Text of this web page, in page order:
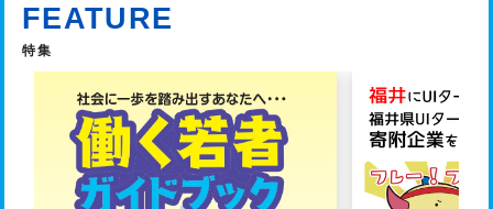
FEATURE
特集